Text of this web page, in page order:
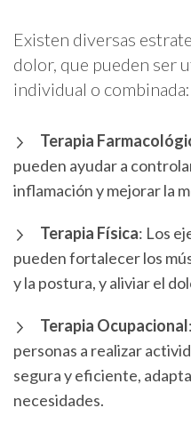
Existen diversas
dolor, que pueden ser
individual o combinada:
Terapia
pueden ayudar a
inflamación y mejorar la
Terapia Física: Los
pueden fortalecer los
y la postura, y aliviar el
Terapia Ocupacional
personas a realizar
segura y eficiente,
necesidades.